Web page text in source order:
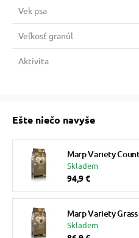
Vek psa
Veľkosť granúl
Aktivita
Ešte niečo navyše
Marp Variety
Skladem
94,9 €
Marp Variety
Skladem